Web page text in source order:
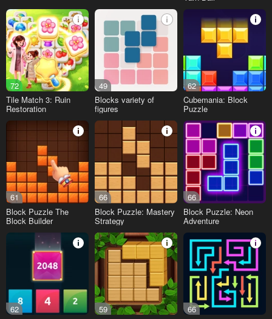
72
Tile Match 3: Ruin
Restoration
49
Blocks variety of
figures
62
Cubemania: Block
Puzzle
61
Block Puzzle The
Block Builder
66
Block Puzzle: Mastery
Strategy
66
Block Puzzle: Neon
Adventure
62
59
66